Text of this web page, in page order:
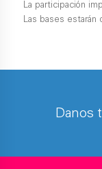
La participación
Las bases
Danos